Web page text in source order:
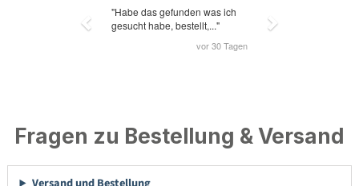
Fragen zu Bestellung & Versand